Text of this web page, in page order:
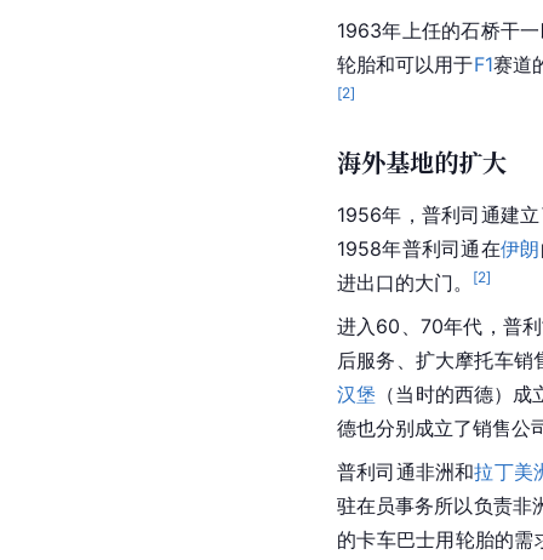
1963年上任的石桥干
轮胎和可以用于F1赛道
[2]
海外基地的扩大
1956年，普利司通建
1958年普利司通在伊朗
进出口的大门。
[2]
进入60、70年代，普
后服务、扩大摩托车
汉堡 （当时的西德）
德也分别成立了销售公
普利司通非洲和拉丁美
驻在员事务所以负责非
的卡车巴士用轮胎的